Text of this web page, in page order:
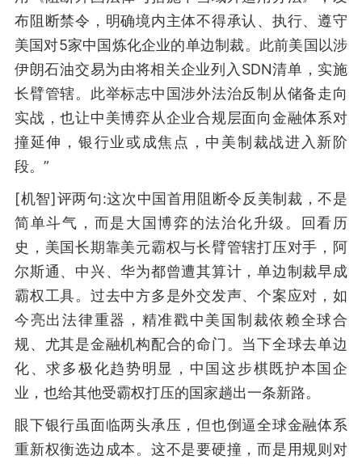
布阻断禁令，明确境内主体不得承认、执行、遵守
美国对5家中国炼化企业的单边制裁。此前美国以涉
伊朗石油交易为由将相关企业列入SDN清单，实施
长臂管辖。此举标志中国涉外法治反制从储备走向
实战，也让中美博弈从企业合规层面向金融体系对
撞延伸，银行业或成焦点，中美制裁战进入新阶
段。”
[机智]评两句:这次中国首用阻断令反美制裁，不是
简单斗气，而是大国博弈的法治化升级。回看历
史，美国长期靠美元霸权与长臂管辖打压对手，阿
尔斯通、中兴、华为都曾遭其算计，单边制裁早成
霸权工具。过去中方多是外交发声、个案应对，如
今亮出法律重器，精准戳中美国制裁依赖全球合
规、尤其是金融机构配合的命门。当下全球去单边
化、求多极化趋势明显，中国这步棋既护本国企
业，也给其他受霸权打压的国家趟出一条新路。
眼下银行虽面临两头承压，但也倒逼全球金融体系
重新权衡选边成本。这不是要硬撞，而是用规则对